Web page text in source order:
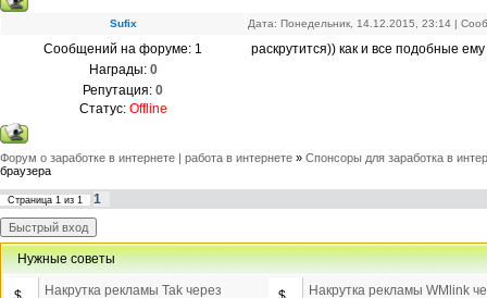
Sufix Дата: Понедельник, 14.12.2015, 23:14 |
Сообщений на форуме: 1
Награды: 0
Репутация: 0
Статус: Offline
раскрутится)) как и все подобные ему
Форум о заработке в интернете | работа в интернете » Спонсоры для заработка в
браузера
Страница 1 из 1 1
Нужные советы
Накрутка рекламы Tak через
Накрутка рекламы WMlink